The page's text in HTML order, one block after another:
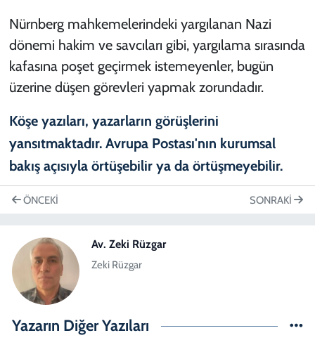
Nürnberg mahkemelerindeki yargılanan Nazi
dönemi hakim ve savcıları gibi, yargılama sırasında
kafasına poşet geçirmek istemeyenler, bugün
üzerine düşen görevleri yapmak zorundadır.
ÖNCEKI SONRAKI
Av. Zeki Rüzgar
Zeki Rüzgar
Yazarın Diğer Yazıları